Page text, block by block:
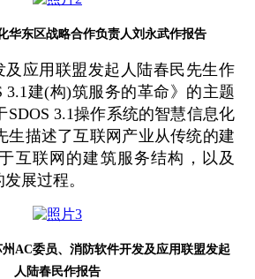
华东区战略合作负责人刘永武作报告
及应用联盟发起人陆春民先生作
3.1建(构)筑服务的革命》的主题
SDOS 3.1操作系统的智慧信息化
生描述了互联网产业从传统的建
互联网的建筑服务结构，以及
展过程。
AC委员、消防软件开发及应用联盟发起
人陆春民作报告